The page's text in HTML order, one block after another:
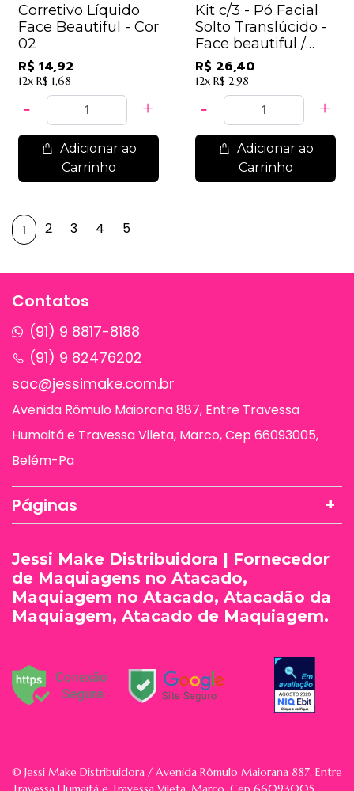
Corretivo Líquido
Face Beautiful - Cor
02
R$ 14,92
12x R$ 1,68
Adicionar ao
Carrinho
Kit c/3 - Pó Facial
Solto Translúcido -
Face beautiful /
8,80
R$ 26,40
12x R$ 2,98
Adicionar ao
Carrinho
1 2 3 4 5
Contatos
(91) 9 8817-8188
(91) 9 82476202
sac@jessimake.com.br
Avenida Rômulo Maiorana 887, Entre Travessa
Humaitá e Travessa Vileta, Marco, Cep 66093005,
Belém-Pa
Páginas
Jessi Make Distribuidora | Fornecedor
de Maquiagens no Atacado,
Maquiagem no Atacado, Atacadão da
Maquiagem, Atacado de Maquiagem.
© Jessi Make Distribuidora / Avenida Rômulo Maiorana 887, Entre